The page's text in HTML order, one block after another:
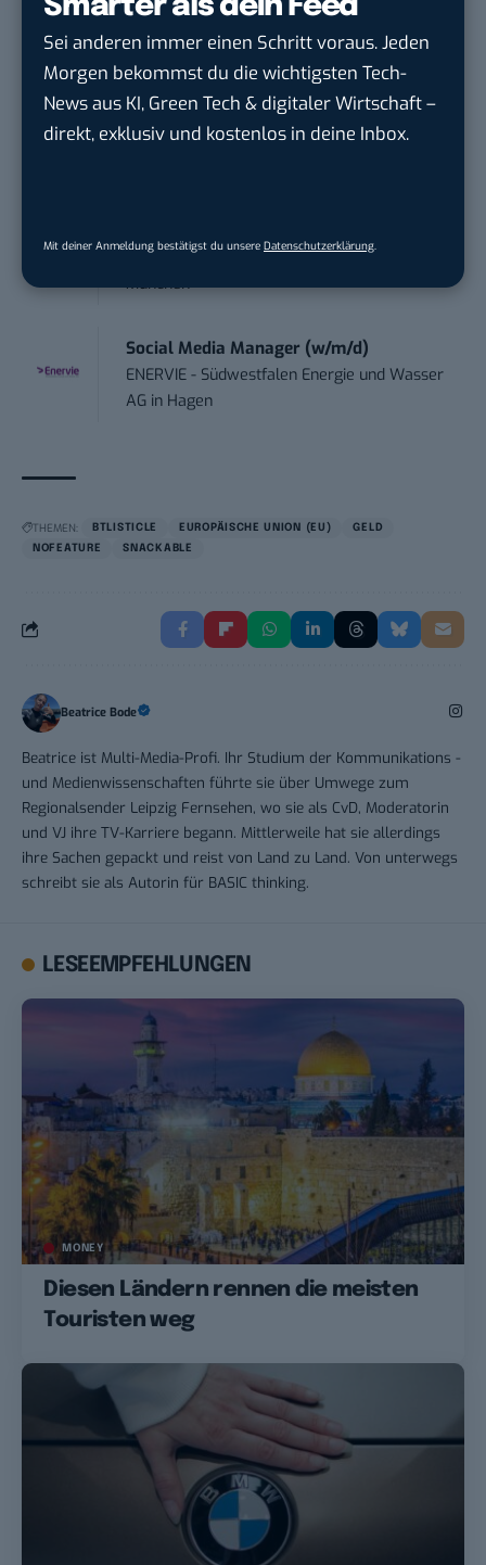
Smarter als dein Feed
Sei anderen immer einen Schritt voraus. Jeden
Morgen bekommst du die wichtigsten Tech-
News aus KI, Green Tech & digitaler Wirtschaft –
direkt, exklusiv und kostenlos in deine Inbox.
Mit deiner Anmeldung bestätigst du unsere Datenschutzerklärung
Acura Fachklinik GmbHinAlbstadt
Content Marketing Specialist Product &
Te...
Ferdinand Bilstein GmbH & Co. KGin
ZEISS
Oberkochen (Baden-Württemberg),
München
Social Media Manager (w/m/d)
ENERVIE - Südwestfalen Energie und Wasser
AG in Hagen
THEMEN: BTLISTICLE EUROPÄISCHE UNION (EU)
GELD
NOFEATURE
SNACKABLE
Beatrice Bode
Beatrice ist Multi-Media-Profi. Ihr Studium der Kommunikations -
und Medienwissenschaften führte sie über Umwege zum
Regionalsender Leipzig Fernsehen, wo sie als CvD, Moderatorin
und VJ ihre TV-Karriere begann. Mittlerweile hat sie allerdings
ihre Sachen gepackt und reist von Land zu Land. Von unterwegs
schreibt sie als Autorin für BASIC thinking.
LESEEMPFEHLUNGEN
MONEY
Diesen Ländern rennen die meisten
Touristen weg